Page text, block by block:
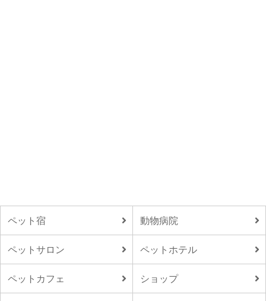
ペット宿 動物病院
ペットサロン ペットホテル
ペットカフェ ショップ